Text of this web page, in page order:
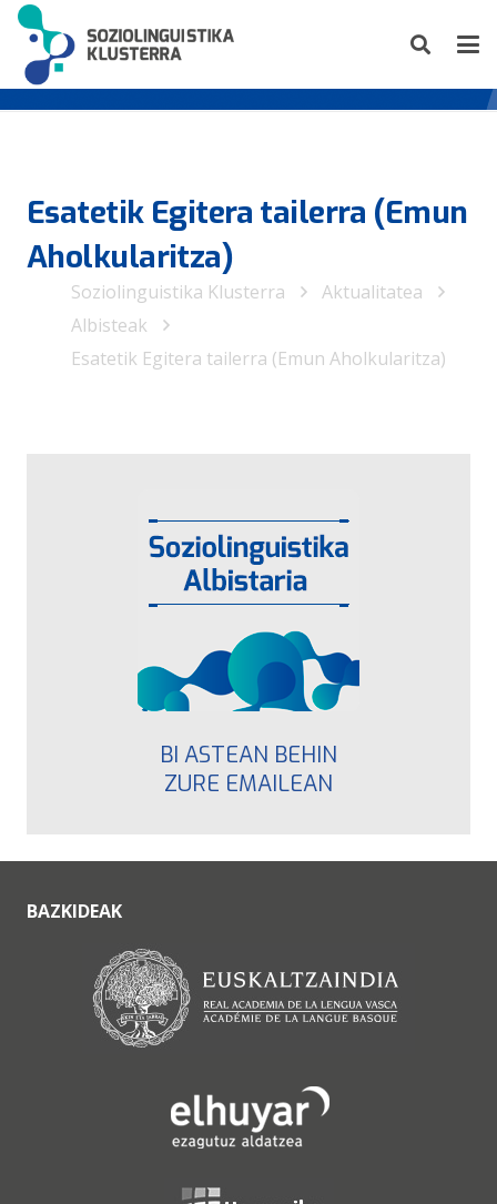
Esatetik Egitera tailerra (Emun
Aholkularitza)
Soziolinguistika Klusterra
Aktualitatea
Albisteak
Esatetik Egitera tailerra (Emun Aholkularitza)
BI ASTEAN BEHIN
ZURE EMAILEAN
BAZKIDEAK